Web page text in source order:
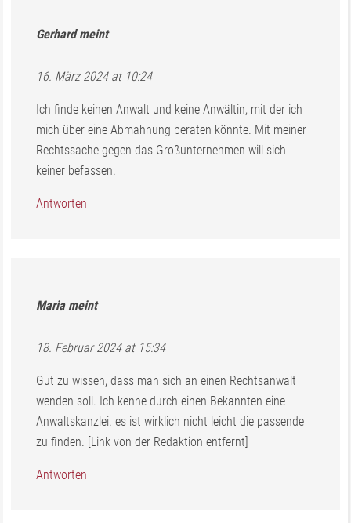
Gerhardmeint
16. März 2024 at 10:24
Ich finde keinen Anwalt und keine Anwältin, mit der ich
mich über eine Abmahnung beraten könnte. Mit meiner
Rechtssache gegen das Großunternehmen will sich
keiner befassen.
Antworten
Maria meint
18. Februar 2024 at 15:34
Gut zu wissen, dass man sich an einen Rechtsanwalt
wenden soll. Ich kenne durch einen Bekannten eine
Anwaltskanzlei. es ist wirklich nicht leicht die passende
zu finden. [Link von der Redaktion entfernt]
Antworten